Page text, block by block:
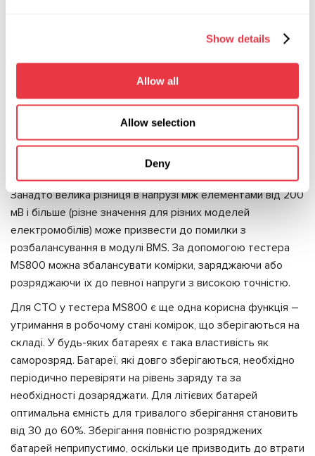
Show details
Allow all
Allow selection
Deny
Крім діагностики батареї MS800 дозволяє підбирати
аналогічні за ємністю бу елементи. Встановлення літієвих
комірок у батарею можливе лише за умови, що всі
комірки мають однакову напругу. Будь-яке
розбалансування комірок спричиняє зменшення ємності
зібраної батареї та збільшує швидкість саморозряду.
Занадто велика різниця в напрузі між елементами від 200
мВ і більше (різне значення для різних моделей
електромобілів) може призвести до помилки з
розбалансування в модулі BMS. За допомогою тестера
MS800 можна збалансувати комірки, заряджаючи або
розряджаючи їх до певної напруги з високою точністю.
Для СТО у тестера MS800 є ще одна корисна функція –
утримання в робочому стані комірок, що зберігаються на
складі. У будь-яких батареях є така властивість як
саморозряд. Батареї, які довго зберігаються, необхідно
періодично перевіряти на рівень заряду та за
необхідності дозаряджати. Для літієвих батарей
оптимальна ємність для тривалого зберігання становить
від 30 до 60%. Зберігання повністю розряджених
батарей неприпустимо, оскільки це призводить до втрати